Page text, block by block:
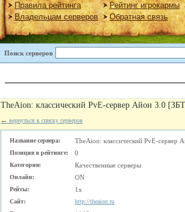
Правила рейтинга Рейтинг игрокармы
Владельцам серверов
Обратная связь
Поиск серверов
TheAion: классический PvE-сервер Айон 3.0
← вернуться к списку серверов
Название сервера: TheAion: классический PvE-сервер
Позиция в рейтинге: 0
Категория: Качественные серверы
Онлайн: ON
Рейты: 1x
Сайт:
http://theaion.ru